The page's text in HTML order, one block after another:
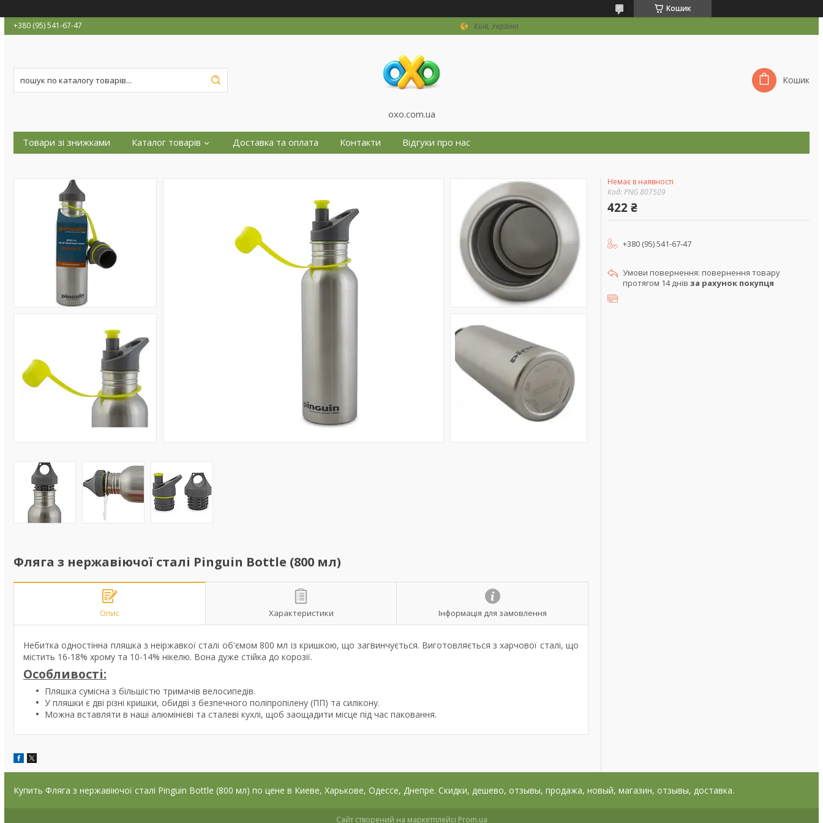
Кошик
+380 (95) 541-67-47
Київ, Україна
oxo.com.ua
Кошик
Товари зі знижками Каталог товарів Доставка та оплата Контакти Відгуки про нас
Фляга з нержавіючої сталі Pinguin Bottle (800 мл)
Опис Характеристики Інформація для замовлення
Небитка одностінна пляшка з неіржавкої сталі об'ємом 800 мл із кришкою, що загвинчується. Виготовляється з харчової сталі, що
містить 16-18% хрому та 10-14% нікелю. Вона дуже стійка до корозії.
Особливості:
Пляшка сумісна з більшістю тримачів велосипедів.
У пляшки є дві різні кришки, обидві з безпечного поліпропілену (ПП) та силікону.
Можна вставляти в наші алюмінієві та сталеві кухлі, щоб заощадити місце під час паковання.
Немає в наявності
Код:PNG 807509
422 ₴
+380 (95) 541-67-47
повернення товару
протягом 14 днів за рахунок покупця
Купить Фляга з нержавіючої сталі Pinguin Bottle (800 мл) по цене в Киеве, Харькове, Одессе, Днепре. Скидки, дешево, отзывы, продажа, новый, магазин, отзывы, доставка.
Сайт створений на маркетплейсі Prom.ua